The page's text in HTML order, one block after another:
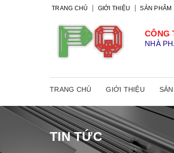
TRANG CHỦ GIỚI THIỆU SẢN PHẨM
CÔNG
NHÀ
TRANG CHỦ GIỚI THIỆU
TIN TỨC